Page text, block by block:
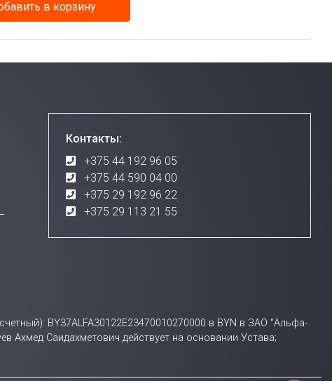
в корзину
Контакты:
+375 44 192 96 05
+375 44 590 04 00
+375 29 192 96 22
+375 29 113 21 55
BY37ALFA30122E23470010270000 в BYN в ЗАО “Альфа-
Ахмед Саидахметович действует на основании Устава;